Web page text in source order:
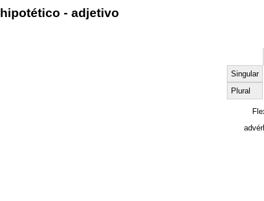
hipotético - adjetivo
Singular
Plural